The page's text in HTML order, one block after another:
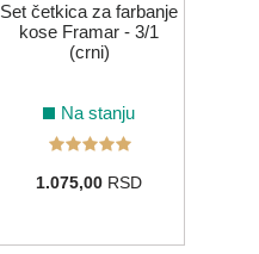
Set četkica za farbanje
kose Framar - 3/1
(crni)
Na stanju
1.075,00RSD